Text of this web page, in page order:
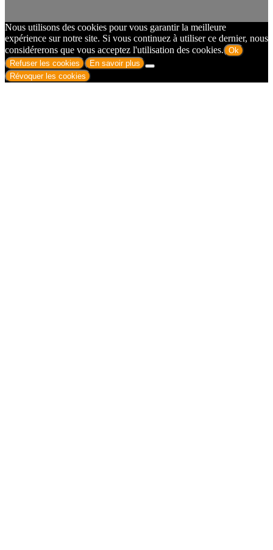
Nous utilisons des cookies pour vous garantir la meilleure
expérience sur notre site. Si vous continuez à utiliser ce dernier, nous
considérerons que vous acceptez l'utilisation des cookies. Ok
Refuser les cookies
En savoir plus
Révoquer les cookies